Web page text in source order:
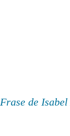
Frase de